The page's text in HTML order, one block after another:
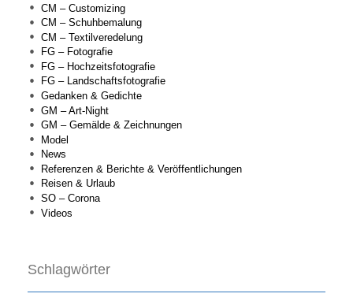
CM – Customizing
CM – Schuhbemalung
CM – Textilveredelung
FG – Fotografie
FG – Hochzeitsfotografie
FG – Landschaftsfotografie
Gedanken & Gedichte
GM – Art-Night
GM – Gemälde & Zeichnungen
Model
News
Referenzen & Berichte & Veröffentlichungen
Reisen & Urlaub
SO – Corona
Videos
Schlagwörter